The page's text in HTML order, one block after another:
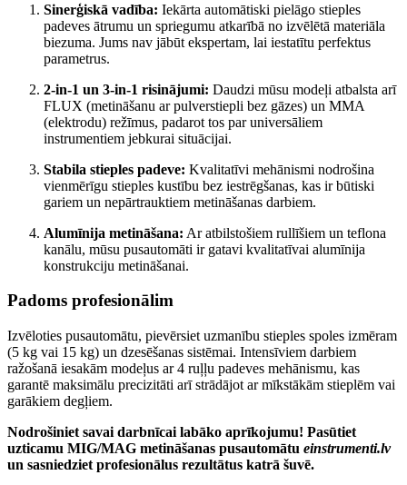
Sinerģiskā vadība: Iekārta automātiski pielāgo stieples
padeves ātrumu un spriegumu atkarībā no izvēlētā materiāla
biezuma. Jums nav jābūt ekspertam, lai iestatītu perfektus
parametrus.
2-in-1 un 3-in-1 risinājumi: Daudzi mūsu modeļi atbalsta arī
FLUX (metināšanu ar pulverstiepli bez gāzes) un MMA
(elektrodu) režīmus, padarot tos par universāliem
instrumentiem jebkurai situācijai.
Stabila stieples padeve: Kvalitatīvi mehānismi nodrošina
vienmērīgu stieples kustību bez iestrēgšanas, kas ir būtiski
gariem un nepārtrauktiem metināšanas darbiem.
Alumīnija metināšana: Ar atbilstošiem rullīšiem un teflona
kanālu, mūsu pusautomāti ir gatavi kvalitatīvai alumīnija
konstrukciju metināšanai.
Padoms profesionālim
Izvēloties pusautomātu, pievērsiet uzmanību stieples spoles izmēram
(5 kg vai 15 kg) un dzesēšanas sistēmai. Intensīviem darbiem
ražošanā iesakām modeļus ar 4 ruļļu padeves mehānismu, kas
garantē maksimālu precizitāti arī strādājot ar mīkstākām stieplēm vai
garākiem degļiem.
Nodrošiniet savai darbnīcai labāko aprīkojumu! Pasūtiet
uzticamu MIG/MAG metināšanas pusautomātu einstrumenti.lv
un sasniedziet profesionālus rezultātus katrā šuvē.